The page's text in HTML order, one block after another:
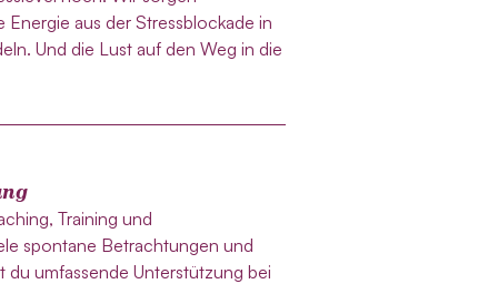
aus der Stressblockade in
Und die Lust auf den Weg in die
Training und
spontane Betrachtungen und
umfassende Unterstützung bei